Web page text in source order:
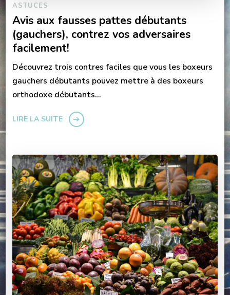
ASTUCES
Avis aux fausses pattes débutants
(gauchers), contrez vos adversaires
facilement!
Découvrez trois contres faciles que vous les boxeurs
gauchers débutants pouvez mettre à des boxeurs
orthodoxe débutants…
LIRE LA SUITE